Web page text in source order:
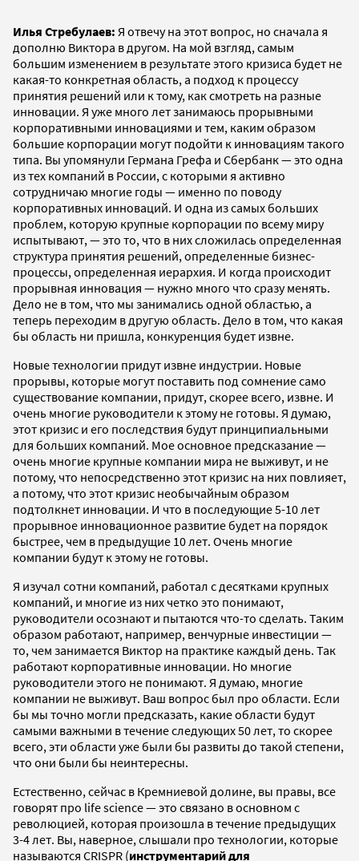
Илья Стребулаев: Я отвечу на этот вопрос, но сначала я
дополню Виктора в другом. На мой взгляд, самым
большим изменением в результате этого кризиса будет не
какая-то конкретная область, а подход к процессу
принятия решений или к тому, как смотреть на разные
инновации. Я уже много лет занимаюсь прорывными
корпоративными инновациями и тем, каким образом
большие корпорации могут подойти к инновациям такого
типа. Вы упомянули Германа Грефа и Сбербанк — это одна
из тех компаний в России, с которыми я активно
сотрудничаю многие годы — именно по поводу
корпоративных инноваций. И одна из самых больших
проблем, которую крупные корпорации по всему миру
испытывают, — это то, что в них сложилась определенная
структура принятия решений, определенные бизнес-
процессы, определенная иерархия. И когда происходит
прорывная инновация — нужно много что сразу менять.
Дело не в том, что мы занимались одной областью, а
теперь переходим в другую область. Дело в том, что какая
бы область ни пришла, конкуренция будет извне.
Новые технологии придут извне индустрии. Новые
прорывы, которые могут поставить под сомнение само
существование компании, придут, скорее всего, извне. И
очень многие руководители к этому не готовы. Я думаю,
этот кризис и его последствия будут принципиальными
для больших компаний. Мое основное предсказание —
очень многие крупные компании мира не выживут, и не
потому, что непосредственно этот кризис на них повлияет,
а потому, что этот кризис необычайным образом
подтолкнет инновации. И что в последующие 5-10 лет
прорывное инновационное развитие будет на порядок
быстрее, чем в предыдущие 10 лет. Очень многие
компании будут к этому не готовы.
Я изучал сотни компаний, работал с десятками крупных
компаний, и многие из них четко это понимают,
руководители осознают и пытаются что-то сделать. Таким
образом работают, например, венчурные инвестиции —
то, чем занимается Виктор на практике каждый день. Так
работают корпоративные инновации. Но многие
руководители этого не понимают. Я думаю, многие
компании не выживут. Ваш вопрос был про области. Если
бы мы точно могли предсказать, какие области будут
самыми важными в течение следующих 50 лет, то скорее
всего, эти области уже были бы развиты до такой степени,
что они были бы неинтересны.
Естественно, сейчас в Кремниевой долине, вы правы, все
говорят про life science — это связано в основном с
революцией, которая произошла в течение предыдущих
3-4 лет. Вы, наверное, слышали про технологии, которые
называются CRISPR (инструментарий для